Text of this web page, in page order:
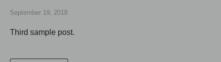
September 19, 2018
Third sample post.